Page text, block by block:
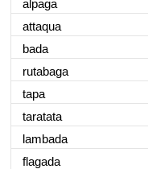
alpaga
attaqua
bada
rutabaga
tapa
taratata
lambada
flagada